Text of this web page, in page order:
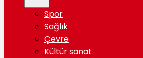
Spor
Sağlık
Çevre
Kültür sanat